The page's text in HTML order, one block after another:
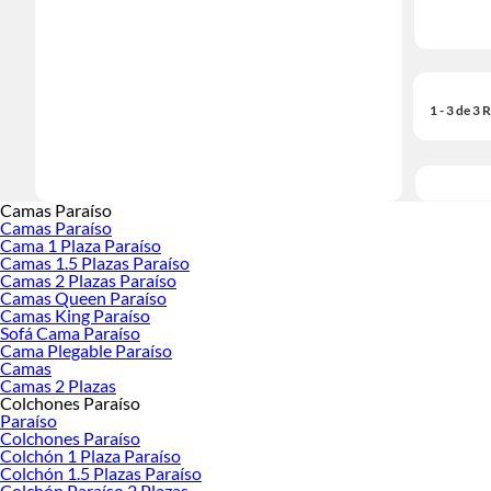
1 - 3 de 3
Camas Paraíso
Camas Paraíso
Cama 1 Plaza Paraíso
Camas 1.5 Plazas Paraíso
Camas 2 Plazas Paraíso
Camas Queen Paraíso
Camas King Paraíso
Sofá Cama Paraíso
Cama Plegable Paraíso
Camas
Camas 2 Plazas
Colchones Paraíso
Paraíso
Colchones Paraíso
Colchón 1 Plaza Paraíso
Colchón 1.5 Plazas Paraíso